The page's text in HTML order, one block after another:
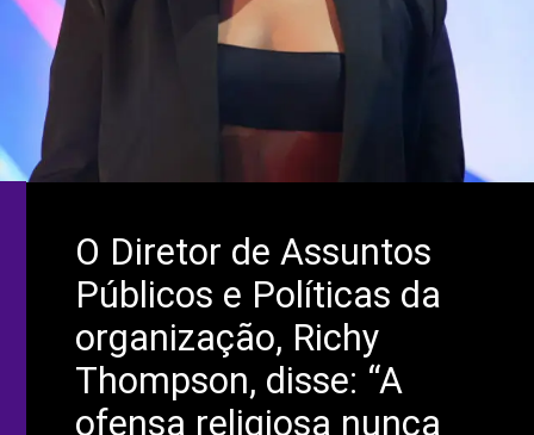
O Diretor de Assuntos
Públicos e Políticas da
organização, Richy
Thompson, disse: “A
ofensa religiosa nunca